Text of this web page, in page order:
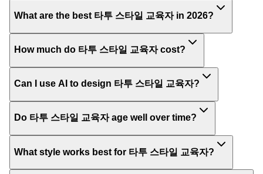
What are the best 타투 스타일 교육자 in 2026?
How much do 타투 스타일 교육자 cost?
Can I use AI to design 타투 스타일 교육자?
Do 타투 스타일 교육자 age well over time?
What style works best for 타투 스타일 교육자?